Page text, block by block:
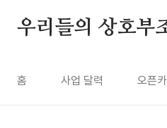
우리들의 상호부
홈 사업 달력 오픈